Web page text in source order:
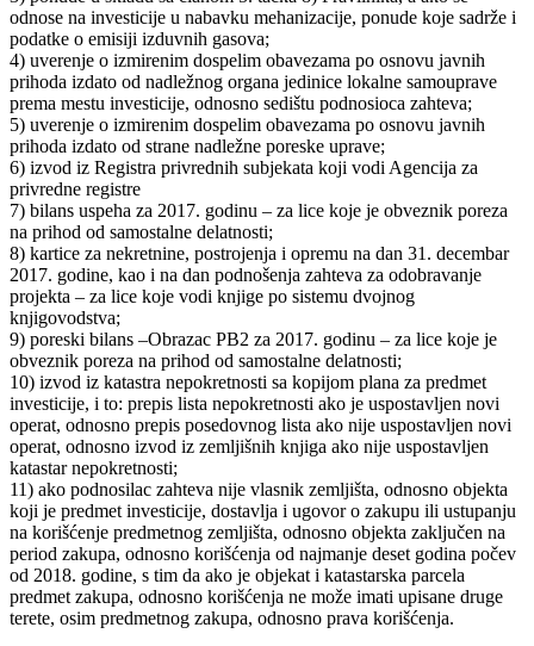
odnose na investicije u nabavku mehanizacije, ponude koje sadrže i
podatke o emisiji izduvnih gasova;
4) uverenje o izmirenim dospelim obavezama po osnovu javnih
prihoda izdato od nadležnog organa jedinice lokalne samouprave
prema mestu investicije, odnosno sedištu podnosioca zahteva;
5) uverenje o izmirenim dospelim obavezama po osnovu javnih
prihoda izdato od strane nadležne poreske uprave;
6) izvod iz Registra privrednih subjekata koji vodi Agencija za
privredne registre
7) bilans uspeha za 2017. godinu – za lice koje je obveznik poreza
na prihod od samostalne delatnosti;
8) kartice za nekretnine, postrojenja i opremu na dan 31. decembar
2017. godine, kao i na dan podnošenja zahteva za odobravanje
projekta – za lice koje vodi knjige po sistemu dvojnog
knjigovodstva;
9) poreski bilans –Obrazac PB2 za 2017. godinu – za lice koje je
obveznik poreza na prihod od samostalne delatnosti;
10) izvod iz katastra nepokretnosti sa kopijom plana za predmet
investicije, i to: prepis lista nepokretnosti ako je uspostavljen novi
operat, odnosno prepis posedovnog lista ako nije uspostavljen novi
operat, odnosno izvod iz zemljišnih knjiga ako nije uspostavljen
katastar nepokretnosti;
11) ako podnosilac zahteva nije vlasnik zemljišta, odnosno objekta
koji je predmet investicije, dostavlja i ugovor o zakupu ili ustupanju
na korišćenje predmetnog zemljišta, odnosno objekta zaključen na
period zakupa, odnosno korišćenja od najmanje deset godina počev
od 2018. godine, s tim da ako je objekat i katastarska parcela
predmet zakupa, odnosno korišćenja ne može imati upisane druge
terete, osim predmetnog zakupa, odnosno prava korišćenja.